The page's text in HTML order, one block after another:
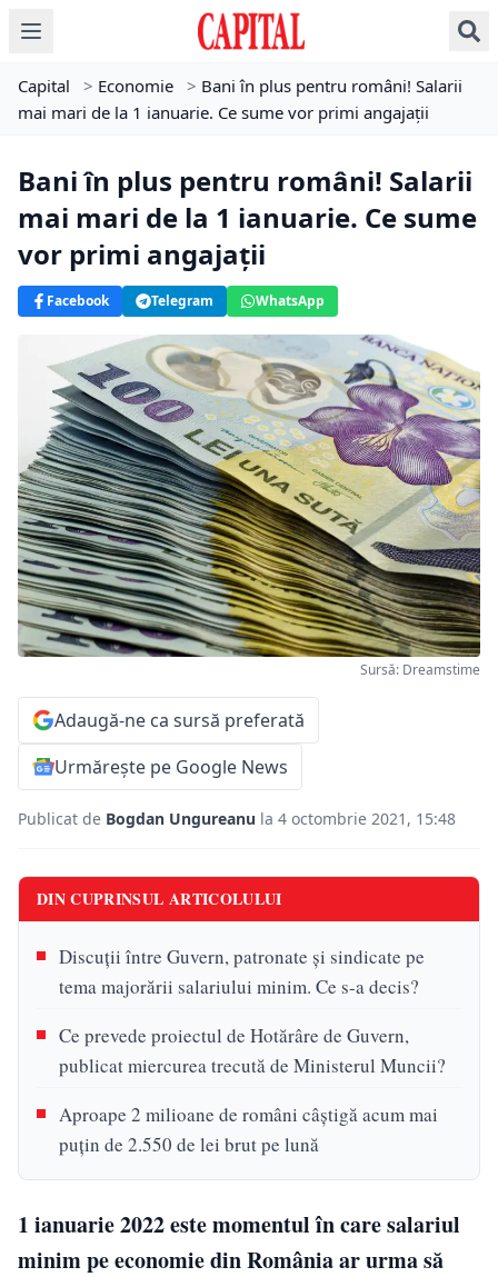
Capital > Economie > Bani în plus pentru români! Salarii
mai mari de la 1 ianuarie. Ce sume vor primi angajaţii
Bani în plus pentru români! Salarii
mai mari de la 1 ianuarie. Ce sume
vor primi angajaţii
Facebook Telegram WhatsApp
Sursă: Dreamstime
Adaugă-ne ca sursă preferată
Urmărește pe Google News
Publicat de Bogdan Ungureanu la 4 octombrie 2021, 15:48
DIN CUPRINSUL ARTICOLULUI
Discuţii între Guvern, patronate şi sindicate pe
tema majorării salariului minim. Ce s-a decis?
Ce prevede proiectul de Hotărâre de Guvern,
publicat miercurea trecută de Ministerul Muncii?
Aproape 2 milioane de români câştigă acum mai
puţin de 2.550 de lei brut pe lună
1 ianuarie 2022 este momentul în care salariul
minim pe economie din România ar urma să